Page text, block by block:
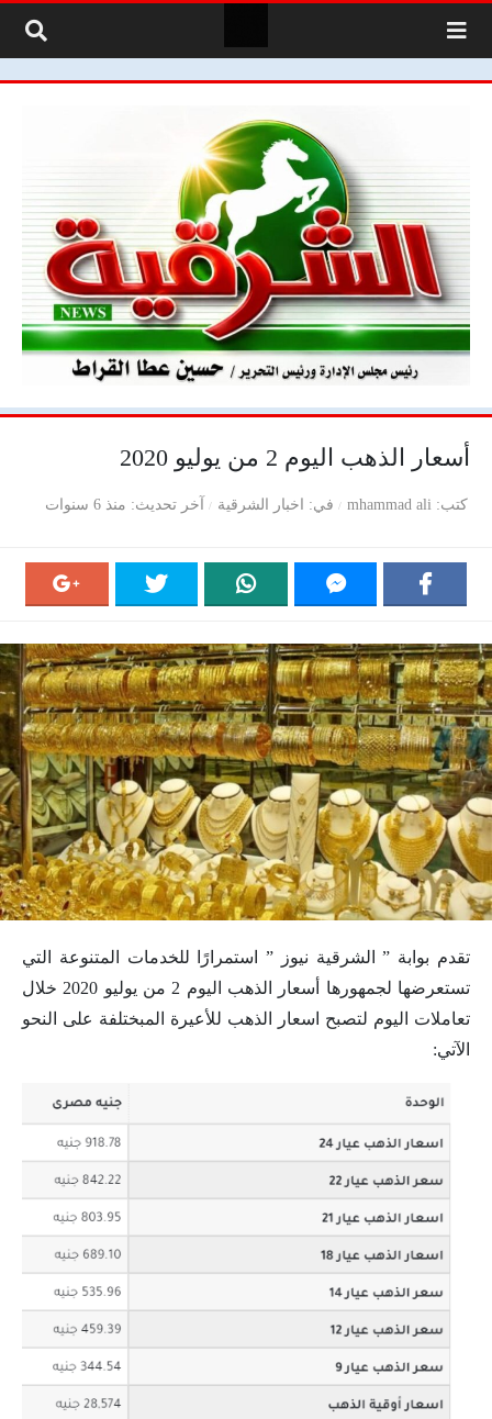
أسعار الذهب اليوم 2 من يوليو 2020
كتب mhammad ali في اخبار الشرقية آخر تحديث منذ 6 سنوات
تقدم بوابة ” الشرقية نيوز ” استمرارًا للخدمات المتنوعة التي
تستعرضها لجمهورها أسعار الذهب اليوم 2 من يوليو 2020 خلال
تعاملات اليوم لتصبح اسعار الذهب للأعيرة المبختلفة على النحو
الآتي: